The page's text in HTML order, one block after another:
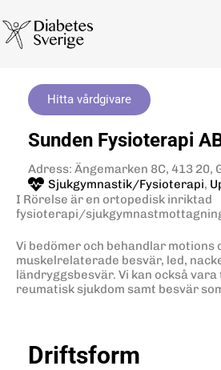
Hitta vårdgivare
Sunden Fysioterapi
Adress: Ängemarken 8C, 413 20,
Sjukgymnastik/Fysioterapi,
I Rörelse är en ortopedisk inriktad
fysioterapi/
Vi bedömer och behandlar motions
muskelrelaterade besvär, led,
ländryggsbesvär. Vi kan också vara
reumatisk sjukdom samt besvär
Driftsform